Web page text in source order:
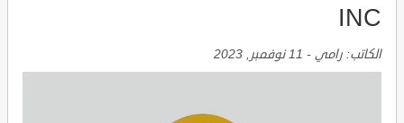
INC
الكاتب: رامي - 11 نوفمبر, 2023